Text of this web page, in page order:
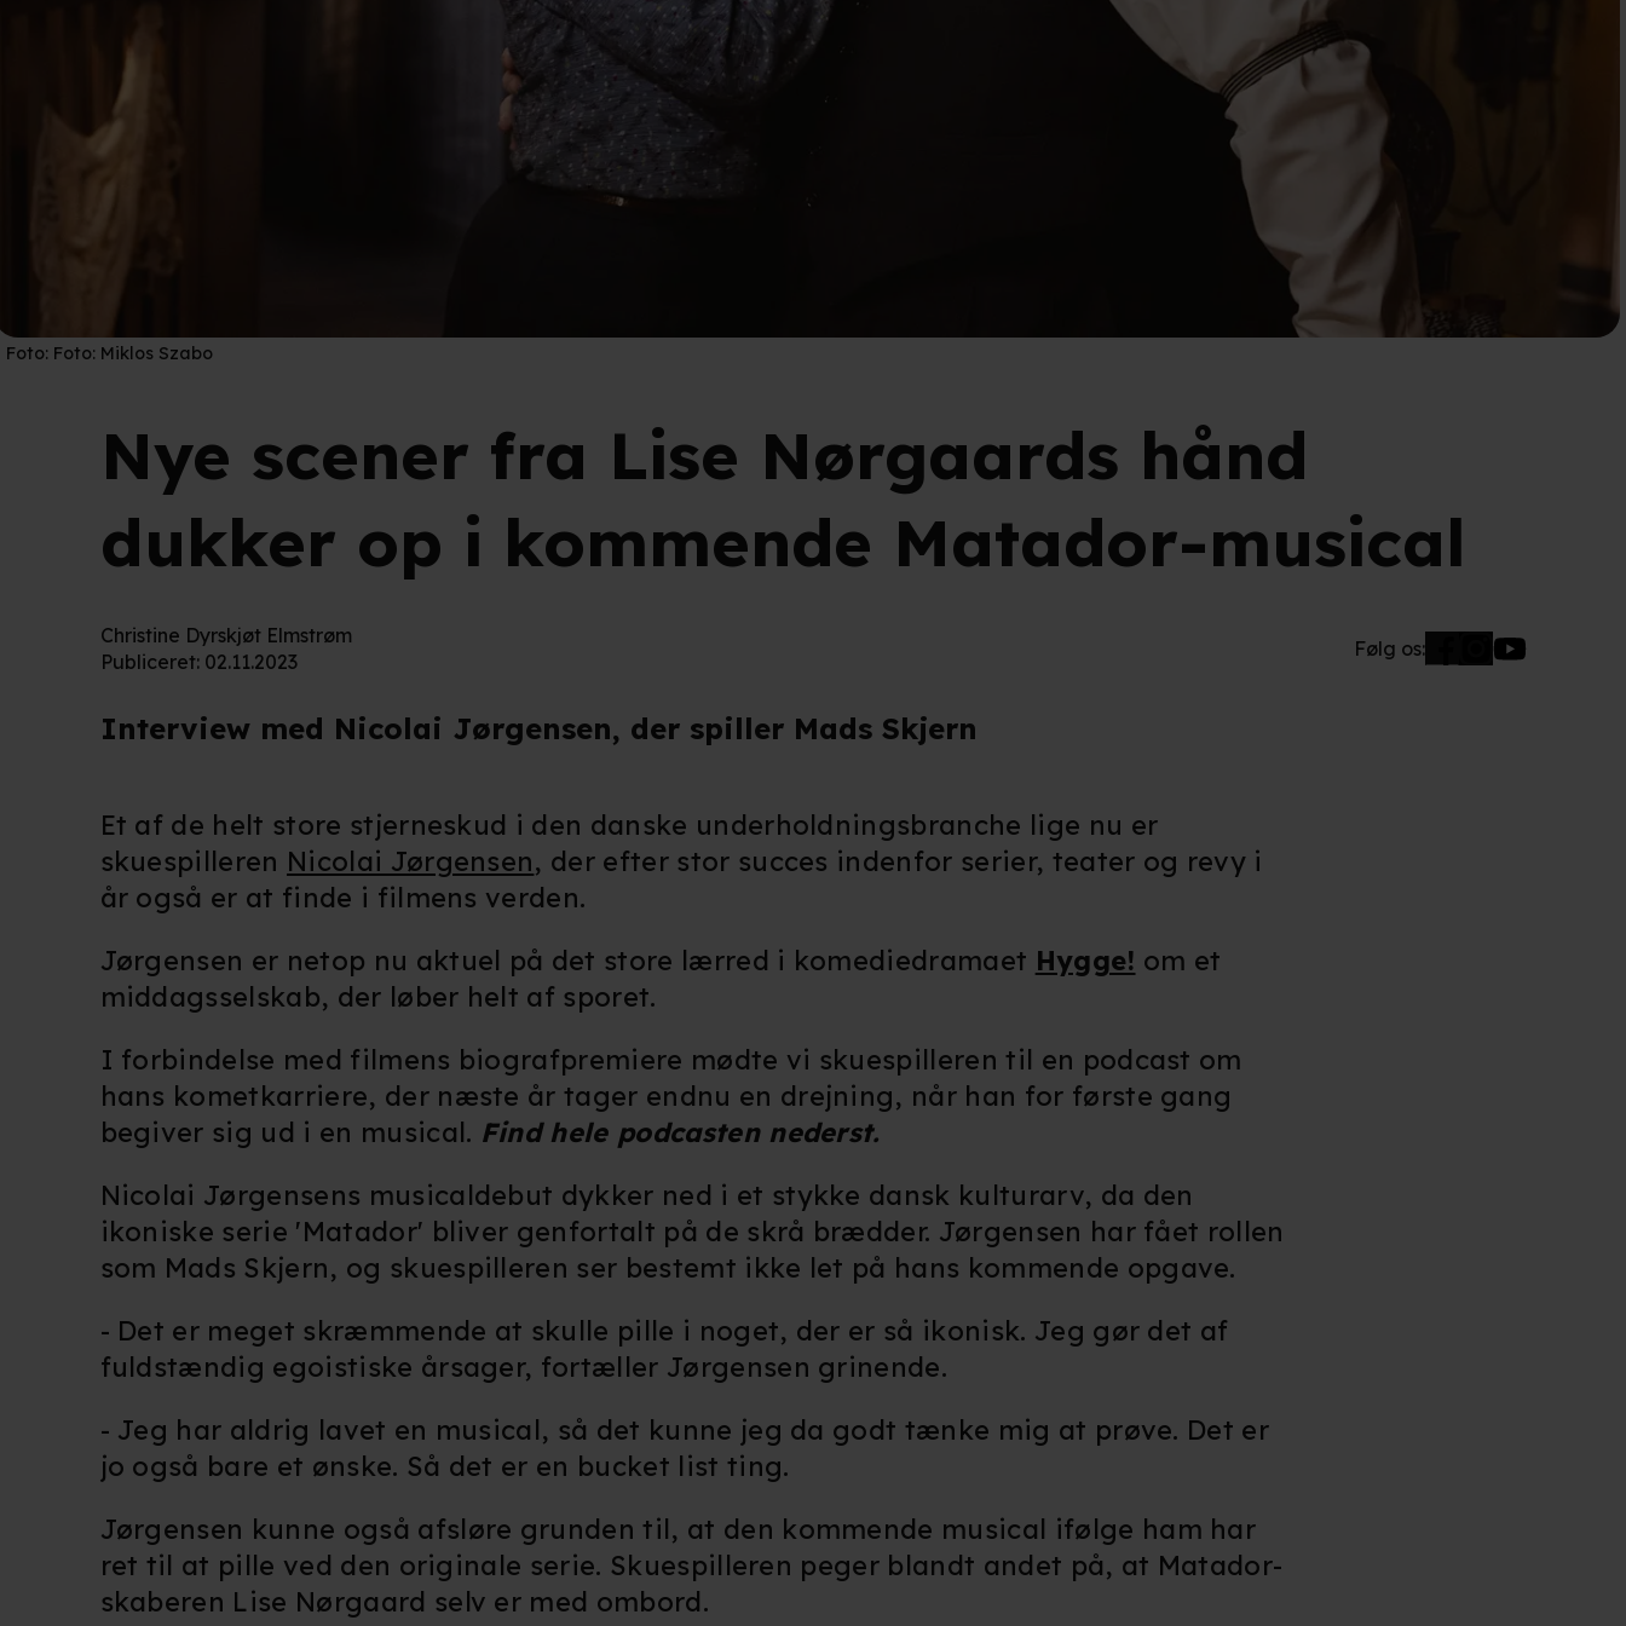
Foto: Foto: Miklos Szabo
Nye scener fra Lise Nørgaards hånd
dukker op i kommende Matador-musical
Christine Dyrskjøt Elmstrøm
Publiceret: 02.11.2023
Følg os:
Interview med Nicolai Jørgensen, der spiller Mads Skjern
Et af de helt store stjerneskud i den danske underholdningsbranche lige nu er
skuespilleren Nicolai Jørgensen, der efter stor succes indenfor serier, teater og revy i
år også er at finde i filmens verden.
Jørgensen er netop nu aktuel på det store lærred i komediedramaet Hygge! om et
middagsselskab, der løber helt af sporet.
I forbindelse med filmens biografpremiere mødte vi skuespilleren til en podcast om
hans kometkarriere, der næste år tager endnu en drejning, når han for første gang
begiver sig ud i en musical. Find hele podcasten nederst.
Nicolai Jørgensens musicaldebut dykker ned i et stykke dansk kulturarv, da den
ikoniske serie 'Matador' bliver genfortalt på de skrå brædder. Jørgensen har fået rollen
som Mads Skjern, og skuespilleren ser bestemt ikke let på hans kommende opgave.
- Det er meget skræmmende at skulle pille i noget, der er så ikonisk. Jeg gør det af
fuldstændig egoistiske årsager, fortæller Jørgensen grinende.
- Jeg har aldrig lavet en musical, så det kunne jeg da godt tænke mig at prøve. Det er
jo også bare et ønske. Så det er en bucket list ting.
Jørgensen kunne også afsløre grunden til, at den kommende musical ifølge ham har
ret til at pille ved den originale serie. Skuespilleren peger blandt andet på, at Matador-
skaberen Lise Nørgaard selv er med ombord.